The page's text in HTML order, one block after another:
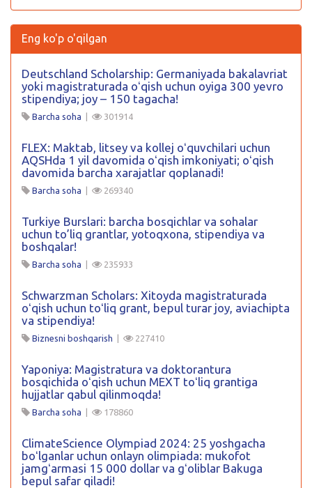
Eng ko'p o'qilgan
Deutschland Scholarship: Germaniyada bakalavriat
yoki magistraturada oʻqish uchun oyiga 300 yevro
stipendiya; joy – 150 tagacha!
Barcha soha | 301914
FLEX: Maktab, litsey va kollej oʻquvchilari uchun
AQSHda 1 yil davomida oʻqish imkoniyati; oʻqish
davomida barcha xarajatlar qoplanadi!
Barcha soha | 269340
Turkiye Burslari: barcha bosqichlar va sohalar
uchun to’liq grantlar, yotoqxona, stipendiya va
boshqalar!
Barcha soha | 235933
Schwarzman Scholars: Xitoyda magistraturada
oʻqish uchun toʻliq grant, bepul turar joy, aviachipta
va stipendiya!
Biznesni boshqarish | 227410
Yaponiya: Magistratura va doktorantura
bosqichida oʻqish uchun MEXT toʻliq grantiga
hujjatlar qabul qilinmoqda!
Barcha soha | 178860
ClimateScience Olympiad 2024: 25 yoshgacha
boʻlganlar uchun onlayn olimpiada: mukofot
jamgʻarmasi 15 000 dollar va gʻoliblar Bakuga
bepul safar qiladi!